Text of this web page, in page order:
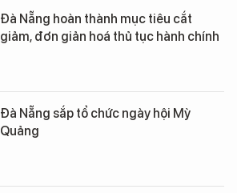
Đà Nẵng hoàn thành mục tiêu cắt
giảm, đơn giản hoá thủ tục hành chính
Đà Nẵng sắp tổ chức ngày hội Mỳ
Quảng